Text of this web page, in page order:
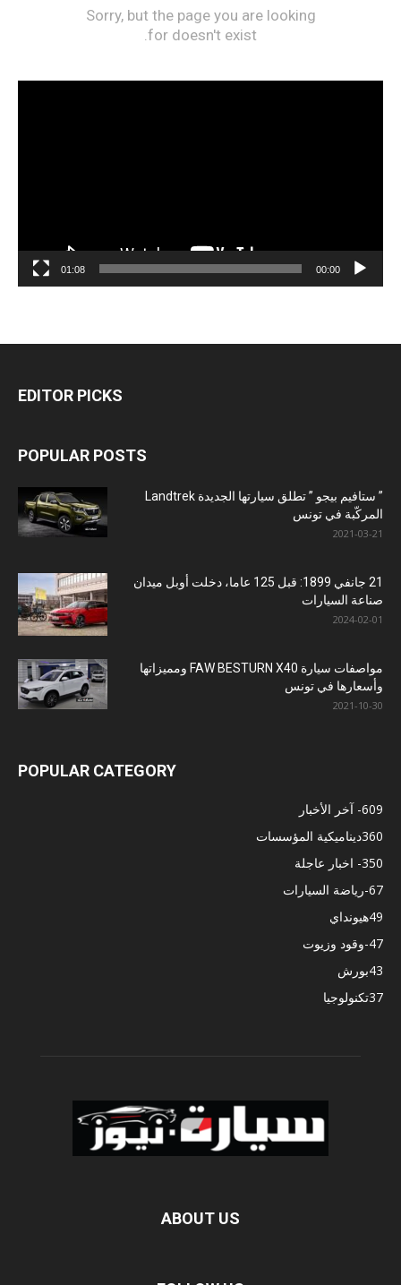
00:00
01:08
EDITOR PICKS
POPULAR POSTS
” ستافيم بيجو ” تطلق سيارتها الجديدة Landtrek
المركّبة في تونس
2021-03-21
21 جانفي 1899: قبل 125 عاما، دخلت أوبل ميدان
صناعة السيارات
2024-02-01
مواصفات سيارة FAW BESTURN X40 ومميزاتها
وأسعارها في تونس
2021-10-30
POPULAR CATEGORY
- آخر الأخبار609
ديناميكية المؤسسات360
- اخبار عاجلة350
-رياضة السيارات67
هيونداي49
-وقود وزيوت47
بورش43
تكنولوجيا37
ABOUT US